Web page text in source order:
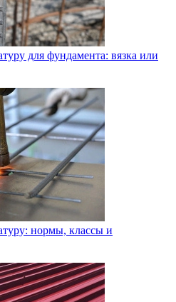
для фундамента: вязка или
нормы, классы и